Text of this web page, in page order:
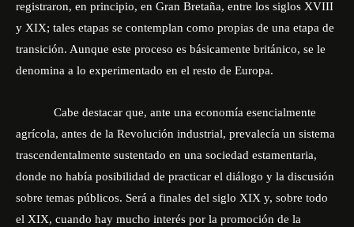
registraron, en principio, en Gran Bretaña, entre los siglos XVIII
y XIX; tales etapas se contemplan como propias de una etapa de
transición. Aunque este proceso es básicamente británico, se le
denomina a lo experimentado en el resto de Europa.
Cabe destacar que, ante una economía esencialmente
agrícola, antes de la Revolución industrial, prevalecía un sistema
trascendentalmente sustentado en una sociedad estamentaria,
donde no había posibilidad de practicar el diálogo y la discusión
sobre temas públicos. Será a finales del siglo XIX y, sobre todo
el XIX, cuando hay mucho interés por la promoción de la